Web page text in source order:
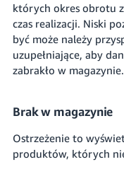
których okres obrotu
czas realizacji. Niski
być może należy
uzupełniające, aby
zabrakło w magazynie.
Brak w magazynie
Ostrzeżenie to
produktów, których